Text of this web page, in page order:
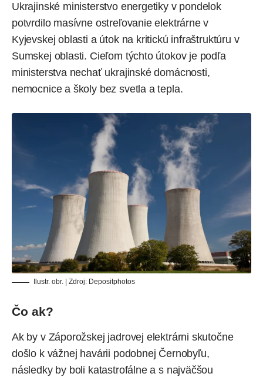
Ukrajinské ministerstvo energetiky v pondelok
potvrdilo masívne ostreľovanie elektrárne v
Kyjevskej oblasti a útok na kritickú infraštruktúru v
Sumskej oblasti. Cieľom týchto útokov je podľa
ministerstva nechať ukrajinské domácnosti,
nemocnice a školy bez svetla a tepla.
Ilustr. obr. | Zdroj: Depositphotos
Čo ak?
Ak by v Záporožskej jadrovej elektrárni skutočne
došlo k vážnej havárii podobnej Černobyľu,
následky by boli katastrofálne a s najväčšou